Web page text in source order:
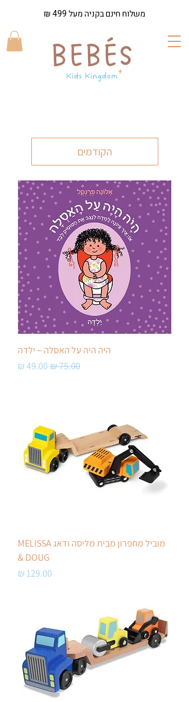
משלוח חינם בקניה מעל 499 ₪
הקודמים
היה היה על האסלה – ילדה
מחיר רגילמחיר מבצע
מוביל מחפרון מבית מליסה ודאג MELISSA
& DOUG
מחיר